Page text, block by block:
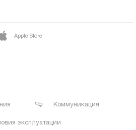
Apple Store
Коммуникация
эксплуатации